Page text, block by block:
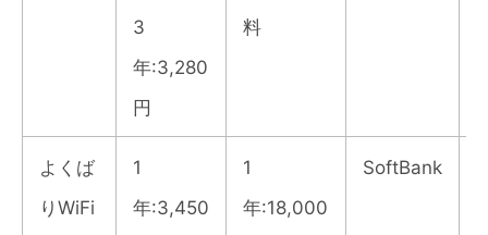
3
年:3,280
円
料
よくば
りWiFi
1
年:3,450
1
年:18,000
SoftBank